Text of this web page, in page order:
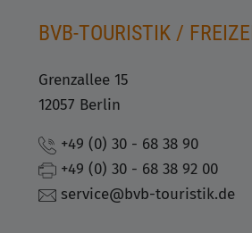
BVB-TOURISTIK /
Grenzallee 15
12057 Berlin
+49 (0) 30 - 68 38 90
+49 (0) 30 - 68 38 92 00
service@bvb-touristik.de